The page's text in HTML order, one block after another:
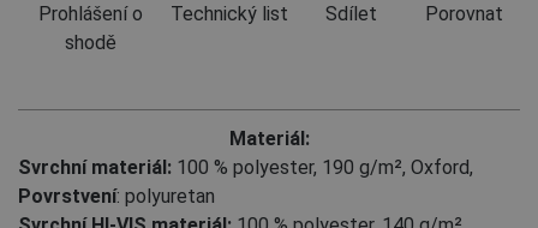
Prohlášení o
shodě
Technický list Sdílet Porovnat
Materiál:
Svrchní materiál: 100 % polyester, 190 g/m², Oxford,
Povrstvení: polyuretan